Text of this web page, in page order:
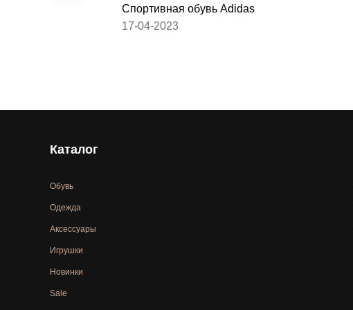
Спортивная обувь Adidas
17-04-2023
Каталог
Обувь
Одежда
Аксессуары
Игрушки
Новинки
Sale